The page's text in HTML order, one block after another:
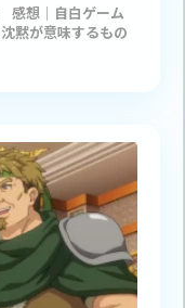
想｜自白ゲーム
黙が意味するもの